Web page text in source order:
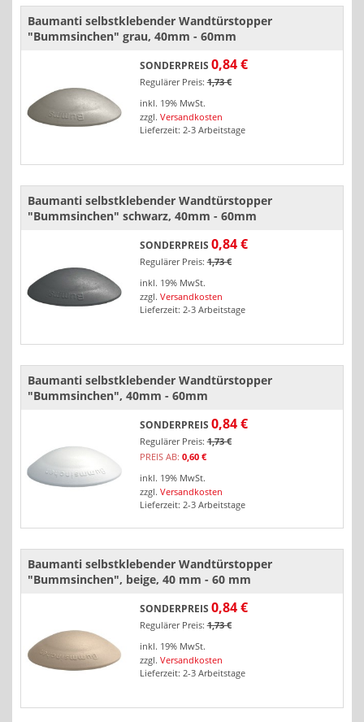
Baumanti selbstklebender Wandtürstopper
"Bummsinchen" grau, 40mm - 60mm
SONDERPREIS 0,84 €
Regulärer Preis: 1,73 €
inkl. 19% MwSt.
zzgl. Versandkosten
Lieferzeit: 2-3 Arbeitstage
Baumanti selbstklebender Wandtürstopper
"Bummsinchen" schwarz, 40mm - 60mm
SONDERPREIS 0,84 €
Regulärer Preis: 1,73 €
inkl. 19% MwSt.
zzgl. Versandkosten
Lieferzeit: 2-3 Arbeitstage
Baumanti selbstklebender Wandtürstopper
"Bummsinchen", 40mm - 60mm
SONDERPREIS 0,84 €
Regulärer Preis: 1,73 €
PREIS AB: 0,60 €
inkl. 19% MwSt.
zzgl. Versandkosten
Lieferzeit: 2-3 Arbeitstage
Baumanti selbstklebender Wandtürstopper
"Bummsinchen", beige, 40 mm - 60 mm
SONDERPREIS 0,84 €
Regulärer Preis: 1,73 €
inkl. 19% MwSt.
zzgl. Versandkosten
Lieferzeit: 2-3 Arbeitstage